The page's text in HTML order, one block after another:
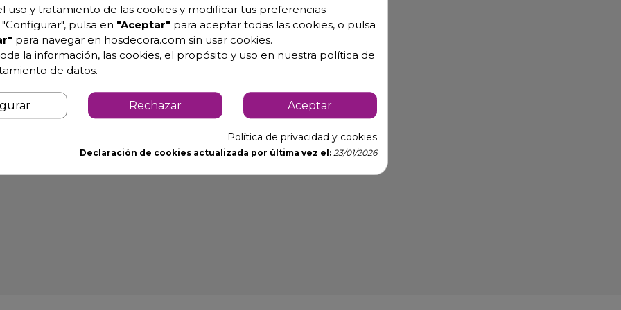
y peto
1/9.
1/9.
1/9.
satinado.
uso y tratamiento de las cookies y modificar tus preferencias
pulsa en "Aceptar" para aceptar todas las cookies, o pulsa
para navegar en hosdecora.com sin usar cookies.
la información, las cookies, el propósito y uso en nuestra política de
de datos.
Rechazar Aceptar
Política de privacidad y cookies
Declaración de cookies actualizada por última vez el: 23/01/2026